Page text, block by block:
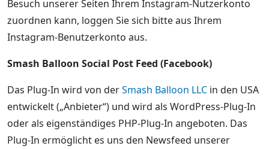
Besuch unserer Seiten Ihrem Instagram-Nutzerkonto
zuordnen kann, loggen Sie sich bitte aus Ihrem
Instagram-Benutzerkonto aus.
Smash Balloon Social Post Feed (Facebook)
Das Plug-In wird von derSmash Balloon LLC in den USA
entwickelt („Anbieter“) und wird als WordPress-Plug-In
oder als eigenständiges PHP-Plug-In angeboten. Das
Plug-In ermöglicht es uns den Newsfeed unserer